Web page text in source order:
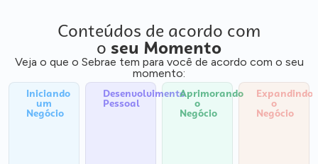
Conteúdos de acordo com
o seu Momento
Veja o que o Sebrae tem para você de acordo com o seu
momento:
Iniciando
um
Negócio
Desenvolvimento
Pessoal
Aprimorando
o
Negócio
Expandindo
o
Negócio